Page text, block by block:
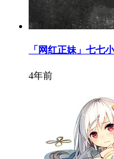
「网红正妹」七七
4年前